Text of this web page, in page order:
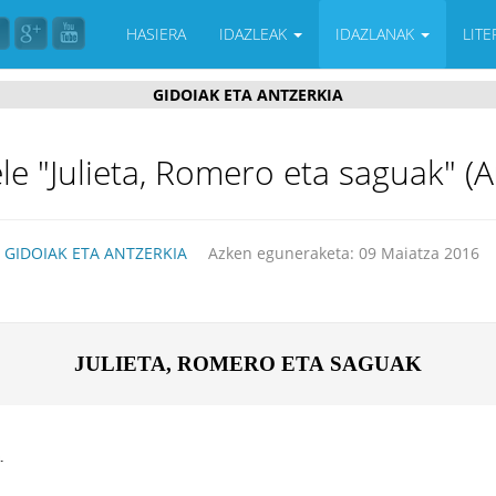
HASIERA IDAZLEAK IDAZLANAK
GIDOIAK ETA ANTZERKIA
"Julieta, Romero eta saguak"
GIDOIAK ETA ANTZERKIA Azken eguneraketa: 09 Maiatza 2016
JULIETA, ROMERO ETA SAGUAK